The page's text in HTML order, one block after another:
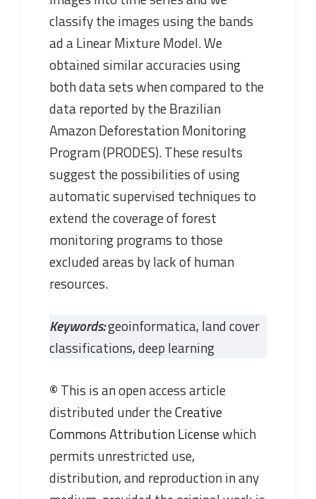
classify the images using the bands
ad a Linear Mixture Model. We
obtained similar accuracies using
both data sets when compared to the
data reported by the Brazilian
Amazon Deforestation Monitoring
Program (PRODES). These results
suggest the possibilities of using
automatic supervised techniques to
extend the coverage of forest
monitoring programs to those
excluded areas by lack of human
resources.
Keywords:geoinformatica, land cover
classifications, deep learning
© This is an open access article
distributed under theCreative
Commons Attribution Licensewhich
permits unrestricted use,
distribution, and reproduction in any